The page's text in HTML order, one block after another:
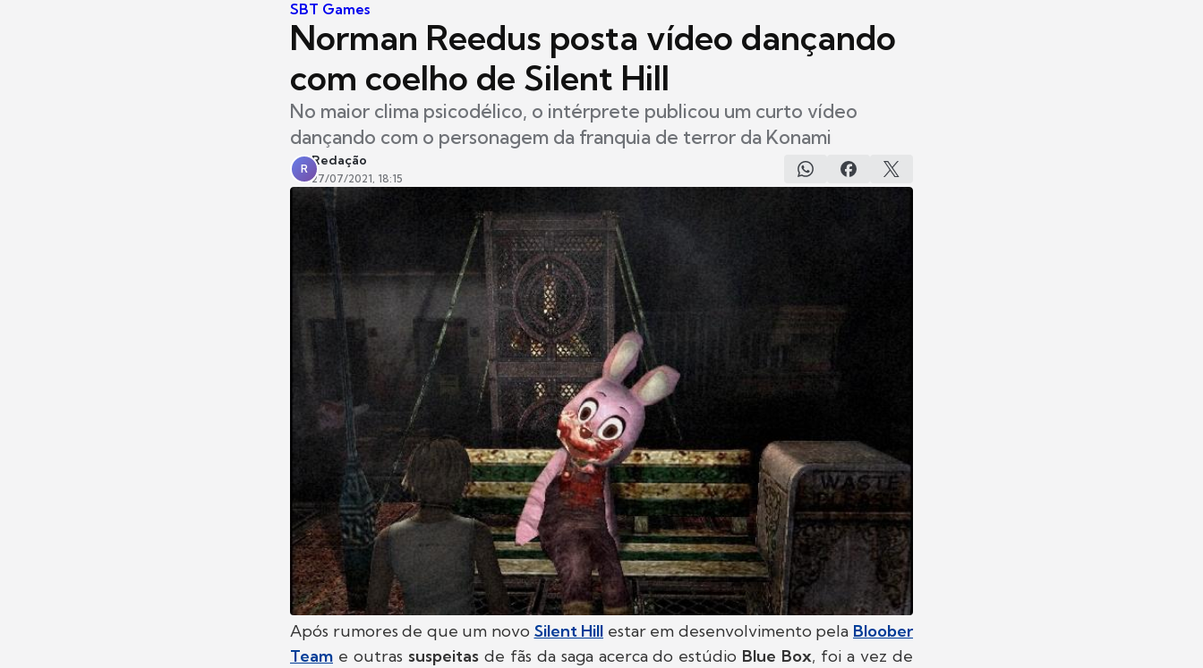
SBT Games
Norman Reedus posta vídeo dançando
com coelho de Silent Hill
No maior clima psicodélico, o intérprete publicou um curto vídeo
dançando com o personagem da franquia de terror da Konami
R
Redação
27/07/2021, 18:15
Após rumores de que um novo Silent Hill estar em desenvolvimento pela Bloober
Team e outras suspeitas de fãs da saga acerca do estúdio Blue Box, foi a vez de